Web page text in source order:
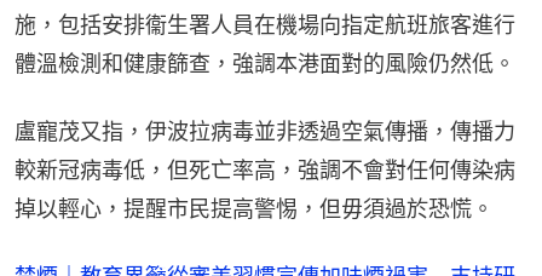
施，包括安排衞生署人員在機場向指定航班旅客進行
體溫檢測和健康篩查，強調本港面對的風險仍然低。
盧寵茂又指，伊波拉病毒並非透過空氣傳播，傳播力
較新冠病毒低，但死亡率高，強調不會對任何傳染病
掉以輕心，提醒市民提高警惕，但毋須過於恐慌。